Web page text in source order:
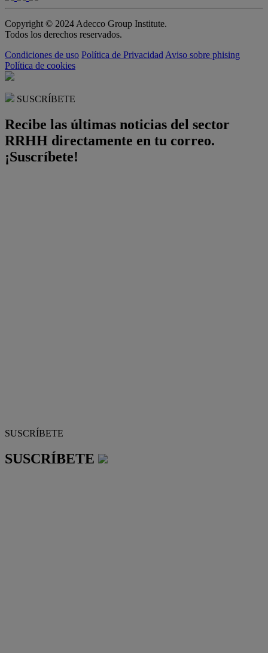
Copyright © 2024 Adecco Group Institute.
Todos los derechos reservados.
Condiciones de uso Política de Privacidad Aviso sobre phising
Política de cookies
SUSCRÍBETE
Recibe las últimas noticias del sector
RRHH directamente en tu correo.
¡Suscríbete!
SUSCRÍBETE
SUSCRÍBETE